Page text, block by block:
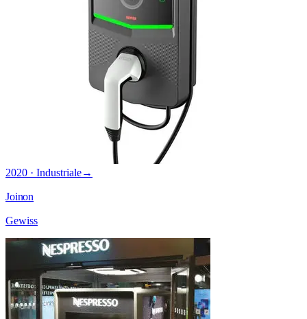
2020 · Industriale→
Joinon
Gewiss